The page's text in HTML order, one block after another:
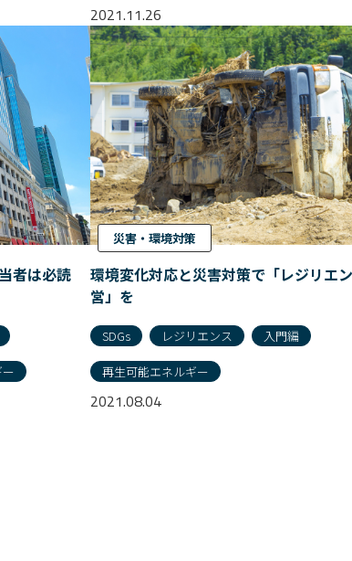
2021.11.26
者は必読
災害・環境対策
環境変化対応と災害対策で「レジリエ
営」を
SDGs レジリエンス 入門編
再生可能エネルギー
2021.08.04